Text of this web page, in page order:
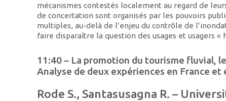
mécanismes contestés localement au regard de
de concertation sont organisés par les pouvoirs
multiples, au-delà de l’enjeu du contrôle de
faire disparaître la question des usages et usagers «
11:40 – La promotion du tourisme fluvial,
Analyse de deux expériences en France et
Rode S., Santasusagna R. –